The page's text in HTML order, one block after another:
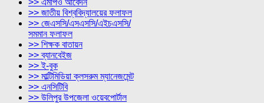
>> জাতীয় বিশ্ববিদ্যালয়ের ফলাফল
>> জেএসসি/এসএসসি/এইচএসসি/
সমমান ফলাফল
>> শিক্ষক বাতায়ন
>> ব্যানবেইজ
>> ই-বুক
>> মাল্টিমিডিয়া ক্লসরুম ম্যানেজমেন্ট
>> এনসিটিবি
>> উলিপুর উপজেলা ওয়েবপোর্টাল